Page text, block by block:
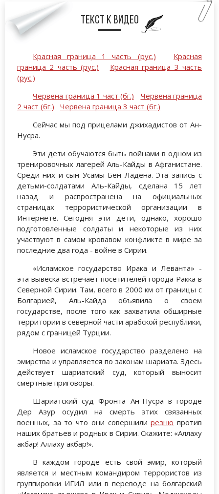
Текст к видео
Красная граница 1 часть (рус.)
Красная
граница 2 часть (рус.)
Красная граница 3 часть
(рус.)
Червена граница 1 част (бг.)
Червена граница
2 част (бг.)
Червена граница 3 част (бг.)
Сейчас мы под прицелами джихадистов от Ан-
Нусра.
Эти дети обучаются быть войнами в одном из
тренировочных лагерей Аль-Кайды в Афганистане.
Среди них и сын Усамы Бен Ладена. Эта запись с
детьми-солдатами Аль-Кайды, сделана 15 лет
назад и распространена на официальных
страницах террористической организации в
Интернете. Сегодня эти дети, однако, хорошо
подготовленные солдаты и некоторые из них
участвуют в самом кровавом конфликте в мире за
последние два года - войне в Сирии.
«Исламское государство Ирака и Леванта» -
эта вывеска встречает посетителей города Ракка в
Северной Сирии. Там, всего в 2000 км от границы с
Болгарией, Аль-Кайда объявила о своем
государстве, после того как захватила обширные
территории в северной части арабской республики,
рядом с границей Турции.
Новое исламское государство разделено на
эмирства и управляется по законам шариата. Здесь
действует шариатский суд, который выносит
смертные приговоры.
Шариатский суд Фронта Ан-Нусра в городе
Дер Азур осудил на смерть этих связанных
военных, за то что они совершилирезню против
наших братьев и родных в Сирии. Скажите: «Аллаху
акбар! Аллаху акбар!».
В каждом городе есть свой эмир, который
является и местным командиром террористов из
группировки ИГИЛ или в переводе на болгарский